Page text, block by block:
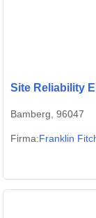
Site Reliability
Bamberg, 96047
Firma:Franklin